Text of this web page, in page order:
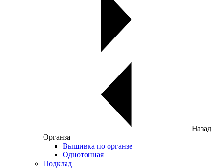
Назад
Органза
Вышивка по органзе
Однотонная
Подклад